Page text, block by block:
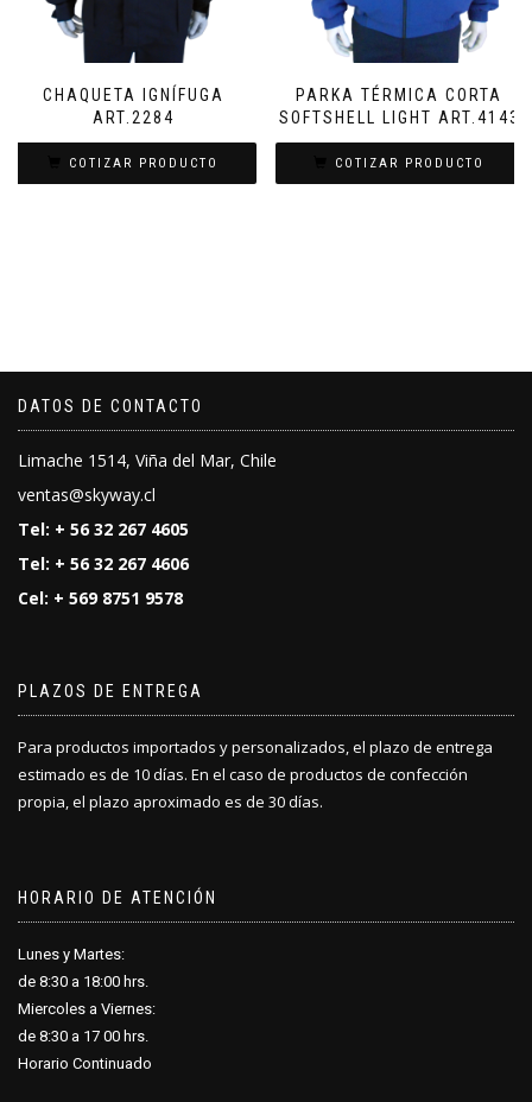
CHAQUETA IGNÍFUGA
ART.2284
COTIZAR PRODUCTO
PARKA TÉRMICA CORTA
SOFTSHELL LIGHT ART.4143
COTIZAR PRODUCTO
DATOS DE CONTACTO
Limache 1514, Viña del Mar, Chile
ventas@skyway.cl
Tel: + 56 32 267 4605
Tel: + 56 32 267 4606
Cel: + 569 8751 9578
PLAZOS DE ENTREGA
Para productos importados y personalizados, el plazo de entrega
estimado es de 10 días. En el caso de productos de confección
propia, el plazo aproximado es de 30 días.
HORARIO DE ATENCIÓN
Lunes y Martes:
de 8:30 a 18:00 hrs.
Miercoles a Viernes:
de 8:30 a 17 00 hrs.
Horario Continuado